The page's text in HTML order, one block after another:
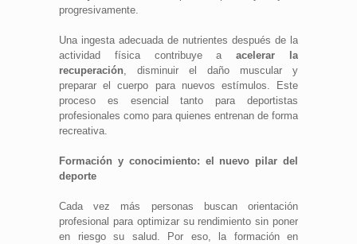
progresivamente.
Una ingesta adecuada de nutrientes después de la
actividad física contribuye aacelerar la
recuperación, disminuir el daño muscular y
preparar el cuerpo para nuevos estímulos. Este
proceso es esencial tanto para deportistas
profesionales como para quienes entrenan de forma
recreativa.
Formación y conocimiento: el nuevo pilar del
deporte
Cada vez más personas buscan orientación
profesional para optimizar su rendimiento sin poner
en riesgo su salud. Por eso, la formación en